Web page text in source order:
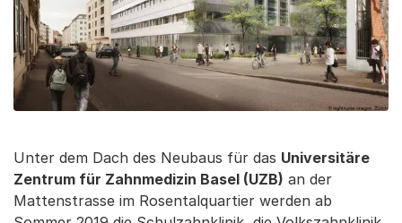
Unter dem Dach des Neubaus für das Universitäre
Zentrum für Zahnmedizin Basel (UZB) an der
Mattenstrasse im Rosentalquartier werden ab